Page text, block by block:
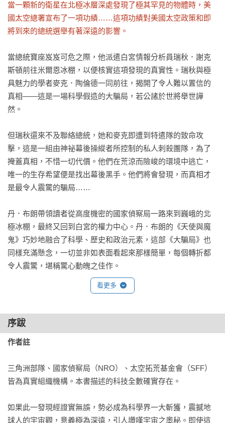
當一顆新的衛星在北極冰層深處發現了極其罕見的物體時，美
國太空總署宣布了一項功績……這項功績對美國太空政策和即
將到來的總統選舉有著深遠的影響。
當總統寶座岌岌可危之際，他派遣白宮情報分析員瑞秋．謝克
斯頓前往米爾恩冰棚，以便核實這項發現的真實性。瑞秋與極
具魅力的學者麥克．陶倫德一同前往，揭開了令人難以置信的
真相——這是一場科學假造的大騙局，若公諸於世將舉世譁
然。
但瑞秋還來不及聯絡總統，她和麥克即遭到特遣隊的致命攻
擊，這是一組由神祕幕後操縱者所控制的私人刺殺團隊，為了
掩蓋真相，不惜一切代價。他們在荒涼而險峻的環境中逃亡，
唯一的生存希望便是找出幕後黑手。他們將會發現，而真相才
是最令人震驚的騙局……
丹．布朗帶領讀者從高度機密的國家偵察局一路來到巍峨的北
極冰棚，最終又回到白宮的權力中心。丹．布朗的《天使與魔
鬼》巧妙地融合了科學、歷史和政治元素，這部《大騙局》也
同樣充滿懸念，一切並非如表面看起來那樣簡單，每個轉折都
令人震驚，堪稱驚心動魄之佳作。
看更多
序跋
作者註
三角洲部隊、國家偵察局（NRO）、太空拓荒基金會（SFF）
皆為真實組織機構。本書描述的科技全數確實存在。
如果此一發現經證實無誤，勢必成為科學界一大斬獲，震撼地
球人的宇宙觀，意義極為深遠，引人讚嘆宇宙之奧秘。即使這